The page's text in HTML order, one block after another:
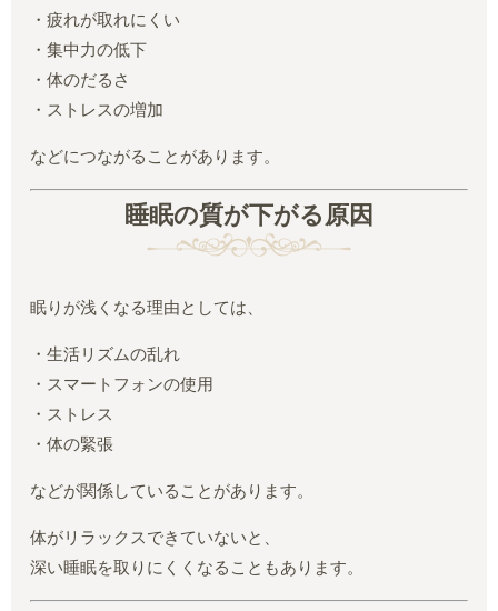
・疲れが取れにくい
・集中力の低下
・体のだるさ
・ストレスの増加
などにつながることがあります。
睡眠の質が下がる原因
眠りが浅くなる理由としては、
・生活リズムの乱れ
・スマートフォンの使用
・ストレス
・体の緊張
などが関係していることがあります。
体がリラックスできていないと、
深い睡眠を取りにくくなることもあります。